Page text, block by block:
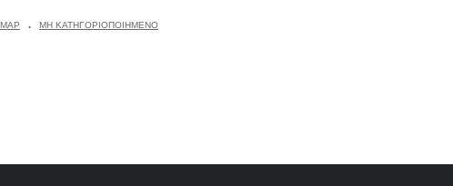
. ΜΗ ΚΑΤΗΓΟΡΙΟΠΟΙΗΜΈΝΟ